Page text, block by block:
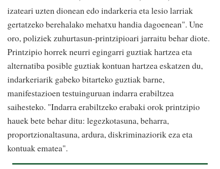
izateari uzten dionean edo indarkeria eta lesio larriak
gertatzeko berehalako mehatxu handia dagoenean". Une
oro, poliziek zuhurtasun-printzipioari jarraitu behar diote.
Printzipio horrek neurri egingarri guztiak hartzea eta
alternatiba posible guztiak kontuan hartzea eskatzen du,
indarkeriarik gabeko bitarteko guztiak barne,
manifestazioen testuinguruan indarra erabiltzea
saihesteko. "Indarra erabiltzeko erabaki orok printzipio
hauek bete behar ditu: legezkotasuna, beharra,
proportzionaltasuna, ardura, diskriminaziorik eza eta
kontuak ematea".